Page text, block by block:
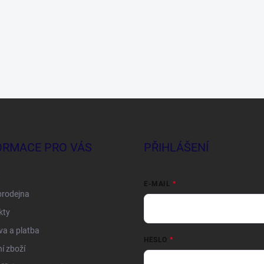
PRO VÁS
a platba
zboží
PŘIHLÁŠENÍ
E-MAIL
HESLO